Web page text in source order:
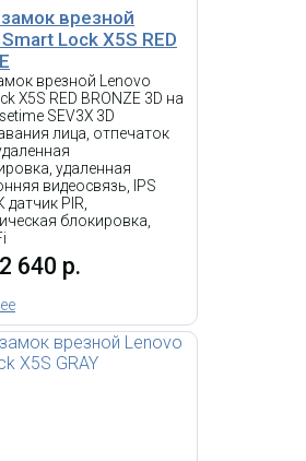
замок врезной
Smart Lock X5F
680 р.
X5F GRAY 3D на
SEV3X 3D
лица,
пальца, удаленная
удаленная
видеосвязь, IPS
датчик PIR,
блокировка,
Fi
врезной
Lock X5S RED
врезной Lenovo
X5S RED BRONZE 3D на
SEV3X 3D
лица, отпечаток
удаленная
видеосвязь, IPS
датчик PIR,
блокировка,
640 р.